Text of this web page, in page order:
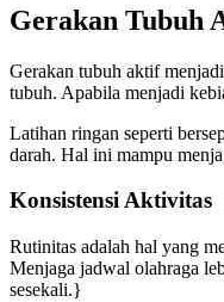
Gerakan Tubuh
Gerakan tubuh aktif
tubuh. Apabila menjadi
Latihan ringan seperti
darah. Hal ini mampu
Konsistensi Aktivitas
Rutinitas adalah hal yang
Menjaga jadwal olahraga
sesekali.}